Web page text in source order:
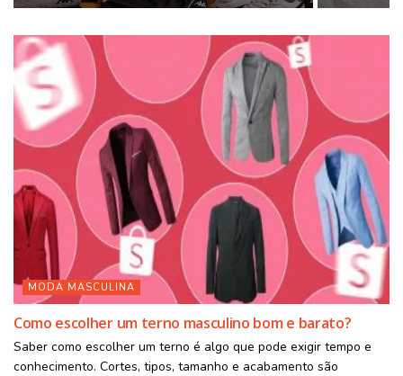
MODA MASCULINA
Como escolher um terno masculino bom e barato?
Saber como escolher um terno é algo que pode exigir tempo e
conhecimento. Cortes, tipos, tamanho e acabamento são